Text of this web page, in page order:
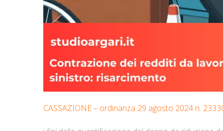
CASSAZIONE – ordinanza 29 agosto 2024 n.